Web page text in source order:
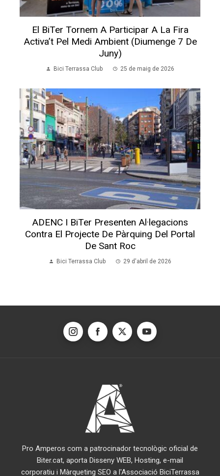
El BiTer Tornem A Participar A La Fira
Activa’t Pel Medi Ambient (diumenge 7 De
Juny)
Bici Terrassa Club 25 de maig de 2026
ADENC I BiTer Presenten Al·legacions
Contra El Projecte De Pàrquing Del Portal
De Sant Roc
Bici Terrassa Club 29 d'abril de 2026
Pro Amperos com a patrocinador tecnològic oficial de
Biter.cat, aporta Disseny WEB, Hosting, e-mail
corporatiu i Màrqueting SEO a l'Associació BiciTerrassa